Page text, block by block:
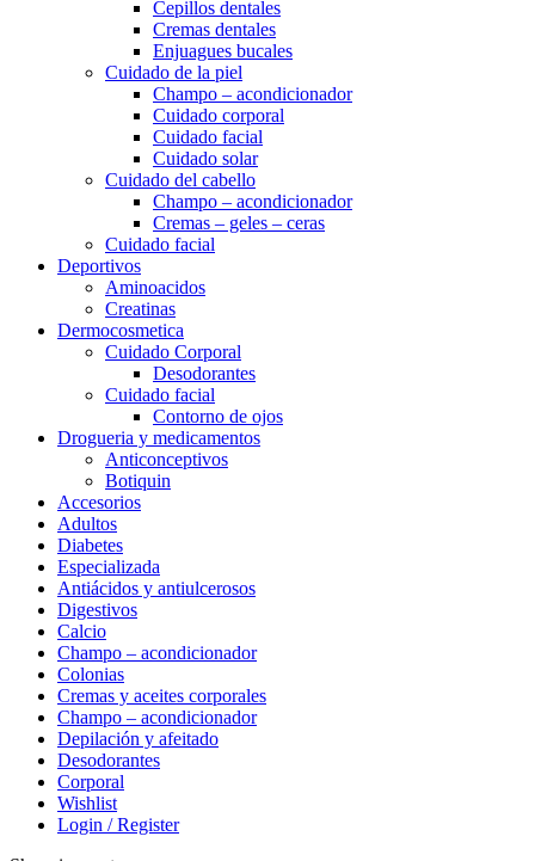
Cepillos dentales
Cremas dentales
Enjuagues bucales
Cuidado de la piel
Champo – acondicionador
Cuidado corporal
Cuidado facial
Cuidado solar
Cuidado del cabello
Champo – acondicionador
Cremas – geles – ceras
Cuidado facial
Deportivos
Aminoacidos
Creatinas
Dermocosmetica
Cuidado Corporal
Desodorantes
Cuidado facial
Contorno de ojos
Drogueria y medicamentos
Anticonceptivos
Botiquin
Accesorios
Adultos
Diabetes
Especializada
Antiácidos y antiulcerosos
Digestivos
Calcio
Champo – acondicionador
Colonias
Cremas y aceites corporales
Champo – acondicionador
Depilación y afeitado
Desodorantes
Corporal
Wishlist
Login / Register